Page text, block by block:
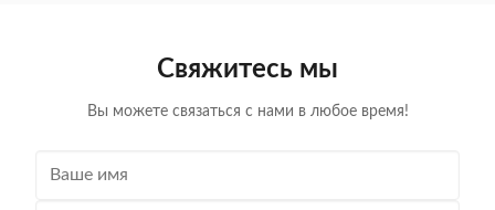
Свяжитесь мы
Вы можете связаться с нами в любое время!